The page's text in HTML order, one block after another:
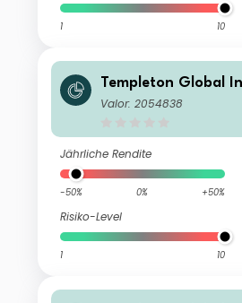
1 10
Templeton Global
is)USD
Valor: 2054838
Jährliche Rendite
-50% 0% +50%
Risiko-Level
1 10